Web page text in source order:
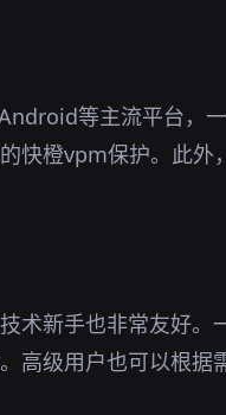
等主流平台，
快橙vpm保护。此外
术新手也非常友好。
高级用户也可以根